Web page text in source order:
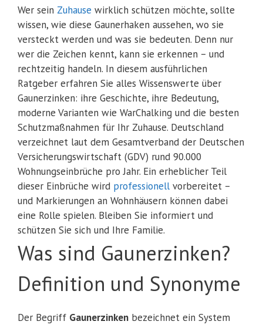
Wer sein Zuhause wirklich schützen möchte, sollte
wissen, wie diese Gaunerhaken aussehen, wo sie
versteckt werden und was sie bedeuten. Denn nur
wer die Zeichen kennt, kann sie erkennen – und
rechtzeitig handeln. In diesem ausführlichen
Ratgeber erfahren Sie alles Wissenswerte über
Gaunerzinken: ihre Geschichte, ihre Bedeutung,
moderne Varianten wie WarChalking und die besten
Schutzmaßnahmen für Ihr Zuhause. Deutschland
verzeichnet laut dem Gesamtverband der Deutschen
Versicherungswirtschaft (GDV) rund 90.000
Wohnungseinbrüche pro Jahr. Ein erheblicher Teil
dieser Einbrüche wird professionell vorbereitet –
und Markierungen an Wohnhäusern können dabei
eine Rolle spielen. Bleiben Sie informiert und
schützen Sie sich und Ihre Familie.
Was sind Gaunerzinken?
Definition und Synonyme
Der Begriff Gaunerzinken bezeichnet ein System